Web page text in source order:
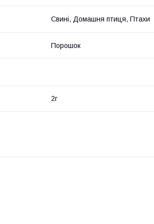
Свині, Домашня птиця, Птахи
Порошок
2г